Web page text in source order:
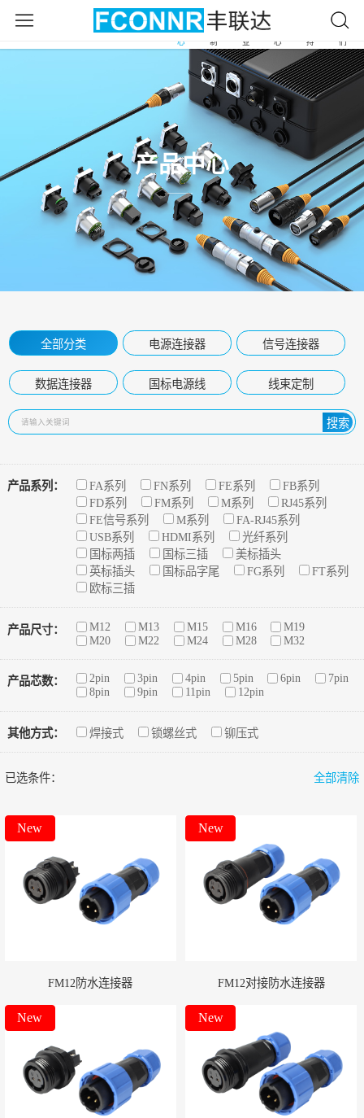
首
页
产
品
中
心
由
定
制
用
行
业
心
持
于
我
们
产品中心
全部分类 电源连接器 信号连接器
数据连接器 国标电源线 线束定制
搜索
产品系列： FA系列 FN系列 FE系列
FB系列
FD系列
FM系列 M系列
RJ45系列
FE信号系列
M系列
FA-RJ45系列
USB系列
HDMI系列
光纤系列
国标两插
国标三插
美标插头
英标插头
国标品字尾 FG系列
FT系列
欧标三插
产品尺寸： M12 M13 M15 M16
M19
M20
M22 M24 M28 M32
产品芯数： 2pin 3pin 4pin 5pin 6pin
7pin
8pin
9pin 11pin 12pin
其他方式： 焊接式 锁螺丝式 铆压式
已选条件： 全部清除
New
FM12防水连接器
New
FM12对接防水连接器
New New